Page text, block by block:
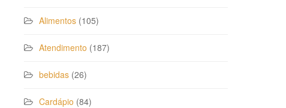
Alimentos (105)
Atendimento (187)
bebidas (26)
Cardápio (84)